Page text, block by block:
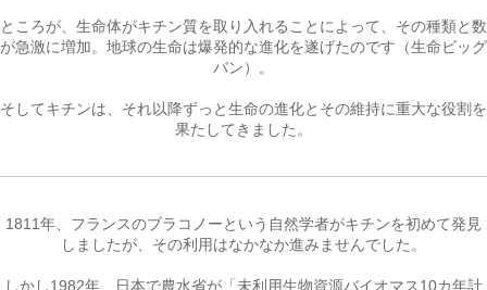
ところが、生命体がキチン質を取り入れることによって、その種類と数
が急激に増加。地球の生命は爆発的な進化を遂げたのです（生命ビッグ
バン）。
そしてキチンは、それ以降ずっと生命の進化とその維持に重大な役割を
果たしてきました。
1811年、フランスのブラコノーという自然学者がキチンを初めて発見
しましたが、その利用はなかなか進みませんでした。
しかし1982年、日本で農水省が「未利用生物資源バイオマス10カ年計